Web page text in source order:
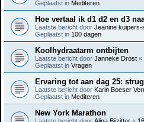
Geplaatst in Mediteren
Hoe vertaal ik d1 d2 en d3
Laatste bericht door Jeanine kuipers-
Geplaatst in 100 dagen
Koolhydraatarm ontbijten
Laatste bericht door Janneke Drost «
Geplaatst in Vragen
Ervaring tot aan dag 25:
Laatste bericht door Karin Boeser
Geplaatst in Mediteren
New York Marathon
Laatste bericht door Alina Bijzitter «